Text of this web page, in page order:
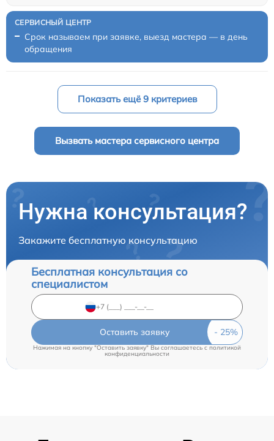
Срок называем при заявке, выезд мастера — в день
обращения
Показать ещё 9 критериев
Вызвать мастера сервисного центра
Нужна консультация?
Закажите бесплатную консультацию
Бесплатная консультация со
специалистом
Оставить заявку
Нажимая на кнопку "Оставить заявку" Вы соглашаетесь cполитикой
конфиденциальности